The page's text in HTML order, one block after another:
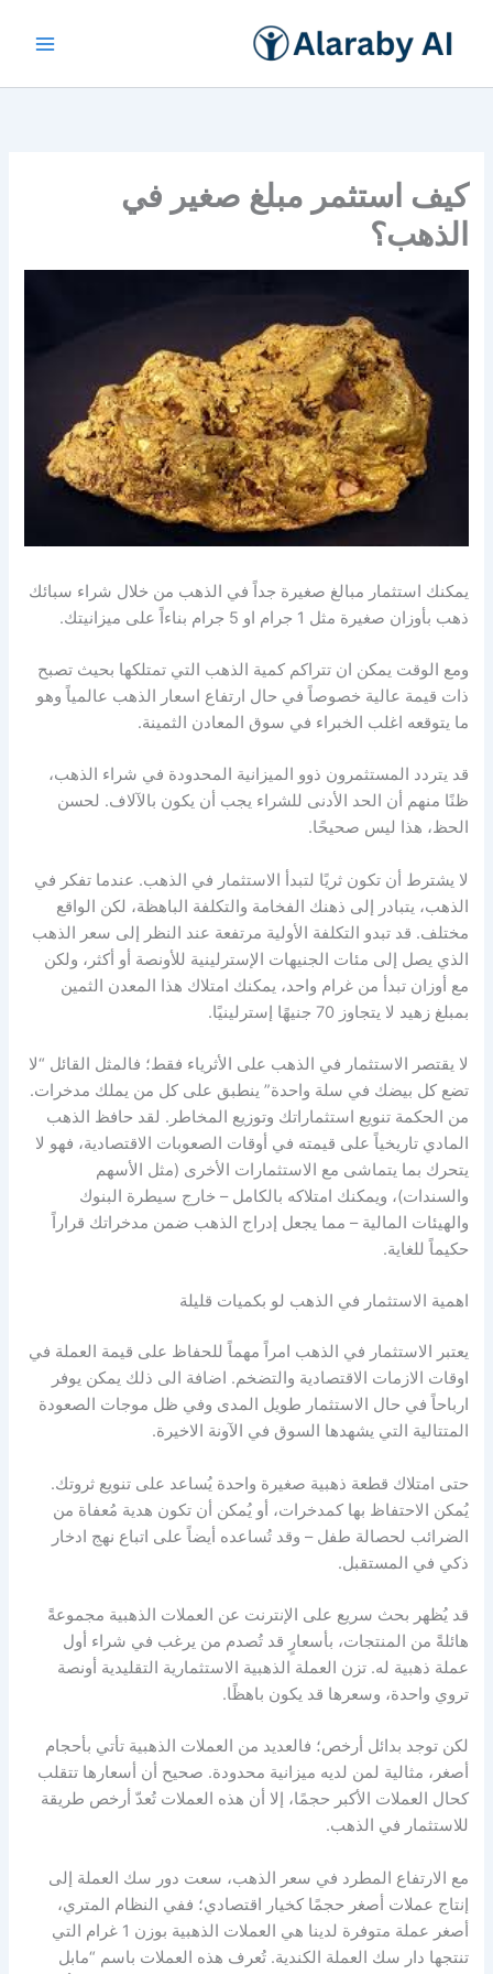
كيف استثمر مبلغ صغير في
الذهب؟
يمكنك استثمار مبالغ صغيرة جداً في الذهب من خلال شراء سبائك
ذهب بأوزان صغيرة مثل 1 جرام او 5 جرام بناءاً على ميزانيتك.
ومع الوقت يمكن ان تتراكم كمية الذهب التي تمتلكها بحيث تصبح
ذات قيمة عالية خصوصاً في حال ارتفاع اسعار الذهب عالمياً وهو
ما يتوقعه اغلب الخبراء في سوق المعادن الثمينة.
قد يتردد المستثمرون ذوو الميزانية المحدودة في شراء الذهب،
ظنًا منهم أن الحد الأدنى للشراء يجب أن يكون بالآلاف. لحسن
الحظ، هذا ليس صحيحًا.
لا يشترط أن تكون ثريًا لتبدأ الاستثمار في الذهب. عندما تفكر في
الذهب، يتبادر إلى ذهنك الفخامة والتكلفة الباهظة، لكن الواقع
مختلف. قد تبدو التكلفة الأولية مرتفعة عند النظر إلى سعر الذهب
الذي يصل إلى مئات الجنيهات الإسترلينية للأونصة أو أكثر، ولكن
مع أوزان تبدأ من غرام واحد، يمكنك امتلاك هذا المعدن الثمين
بمبلغ زهيد لا يتجاوز 70 جنيهًا إسترلينيًا.
لا يقتصر الاستثمار في الذهب على الأثرياء فقط؛ فالمثل القائل “لا
تضع كل بيضك في سلة واحدة” ينطبق على كل من يملك مدخرات.
من الحكمة تنويع استثماراتك وتوزيع المخاطر. لقد حافظ الذهب
المادي تاريخياً على قيمته في أوقات الصعوبات الاقتصادية، فهو لا
يتحرك بما يتماشى مع الاستثمارات الأخرى (مثل الأسهم
والسندات)، ويمكنك امتلاكه بالكامل – خارج سيطرة البنوك
والهيئات المالية – مما يجعل إدراج الذهب ضمن مدخراتك قراراً
حكيماً للغاية.
اهمية الاستثمار في الذهب لو بكميات قليلة
يعتبر الاستثمار في الذهب امراً مهماً للحفاظ على قيمة العملة في
اوقات الازمات الاقتصادية والتضخم. اضافة الى ذلك يمكن يوفر
ارباحاً في حال الاستثمار طويل المدى وفي ظل موجات الصعودة
المتتالية التي يشهدها السوق في الآونة الاخيرة.
حتى امتلاك قطعة ذهبية صغيرة واحدة يُساعد على تنويع ثروتك.
يُمكن الاحتفاظ بها كمدخرات، أو يُمكن أن تكون هدية مُعفاة من
الضرائب لحصالة طفل – وقد تُساعده أيضاً على اتباع نهج ادخار
ذكي في المستقبل.
قد يُظهر بحث سريع على الإنترنت عن العملات الذهبية مجموعةً
هائلةً من المنتجات، بأسعارٍ قد تُصدم من يرغب في شراء أول
عملة ذهبية له. تزن العملة الذهبية الاستثمارية التقليدية أونصة
تروي واحدة، وسعرها قد يكون باهظًا.
لكن توجد بدائل أرخص؛ فالعديد من العملات الذهبية تأتي بأحجام
أصغر، مثالية لمن لديه ميزانية محدودة. صحيح أن أسعارها تتقلب
كحال العملات الأكبر حجمًا، إلا أن هذه العملات تُعدّ أرخص طريقة
للاستثمار في الذهب.
مع الارتفاع المطرد في سعر الذهب، سعت دور سك العملة إلى
إنتاج عملات أصغر حجمًا كخيار اقتصادي؛ ففي النظام المتري،
أصغر عملة متوفرة لدينا هي العملات الذهبية بوزن 1 غرام التي
تنتجها دار سك العملة الكندية. تُعرف هذه العملات باسم “مابل